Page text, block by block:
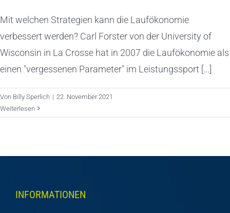
Mit welchen Strategien kann die Laufökonomie
verbessert werden? Carl Forster von der University of
Wisconsin in La Crosse hat in 2007 die Laufökonomie als
einen "vergessenen Parameter" im Leistungssport [...]
Von Billy Sperlich | 22. November 2021
Weiterlesen
INFORMATIONEN